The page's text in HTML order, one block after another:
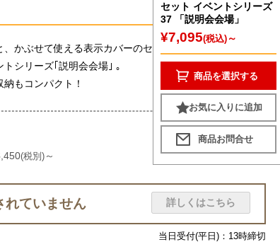
かぶせて使える表示カバーのセットです。
シリーズ｢説明会会場｣ 。
もコンパクト！
(税別) ～
れていません 詳しくはこちら
当日受付(平日)：13時締切
セット イベントシリーズ
37 「説明会会場」
¥7,095(税込) ～
商品を選択する
お気に入りに追加